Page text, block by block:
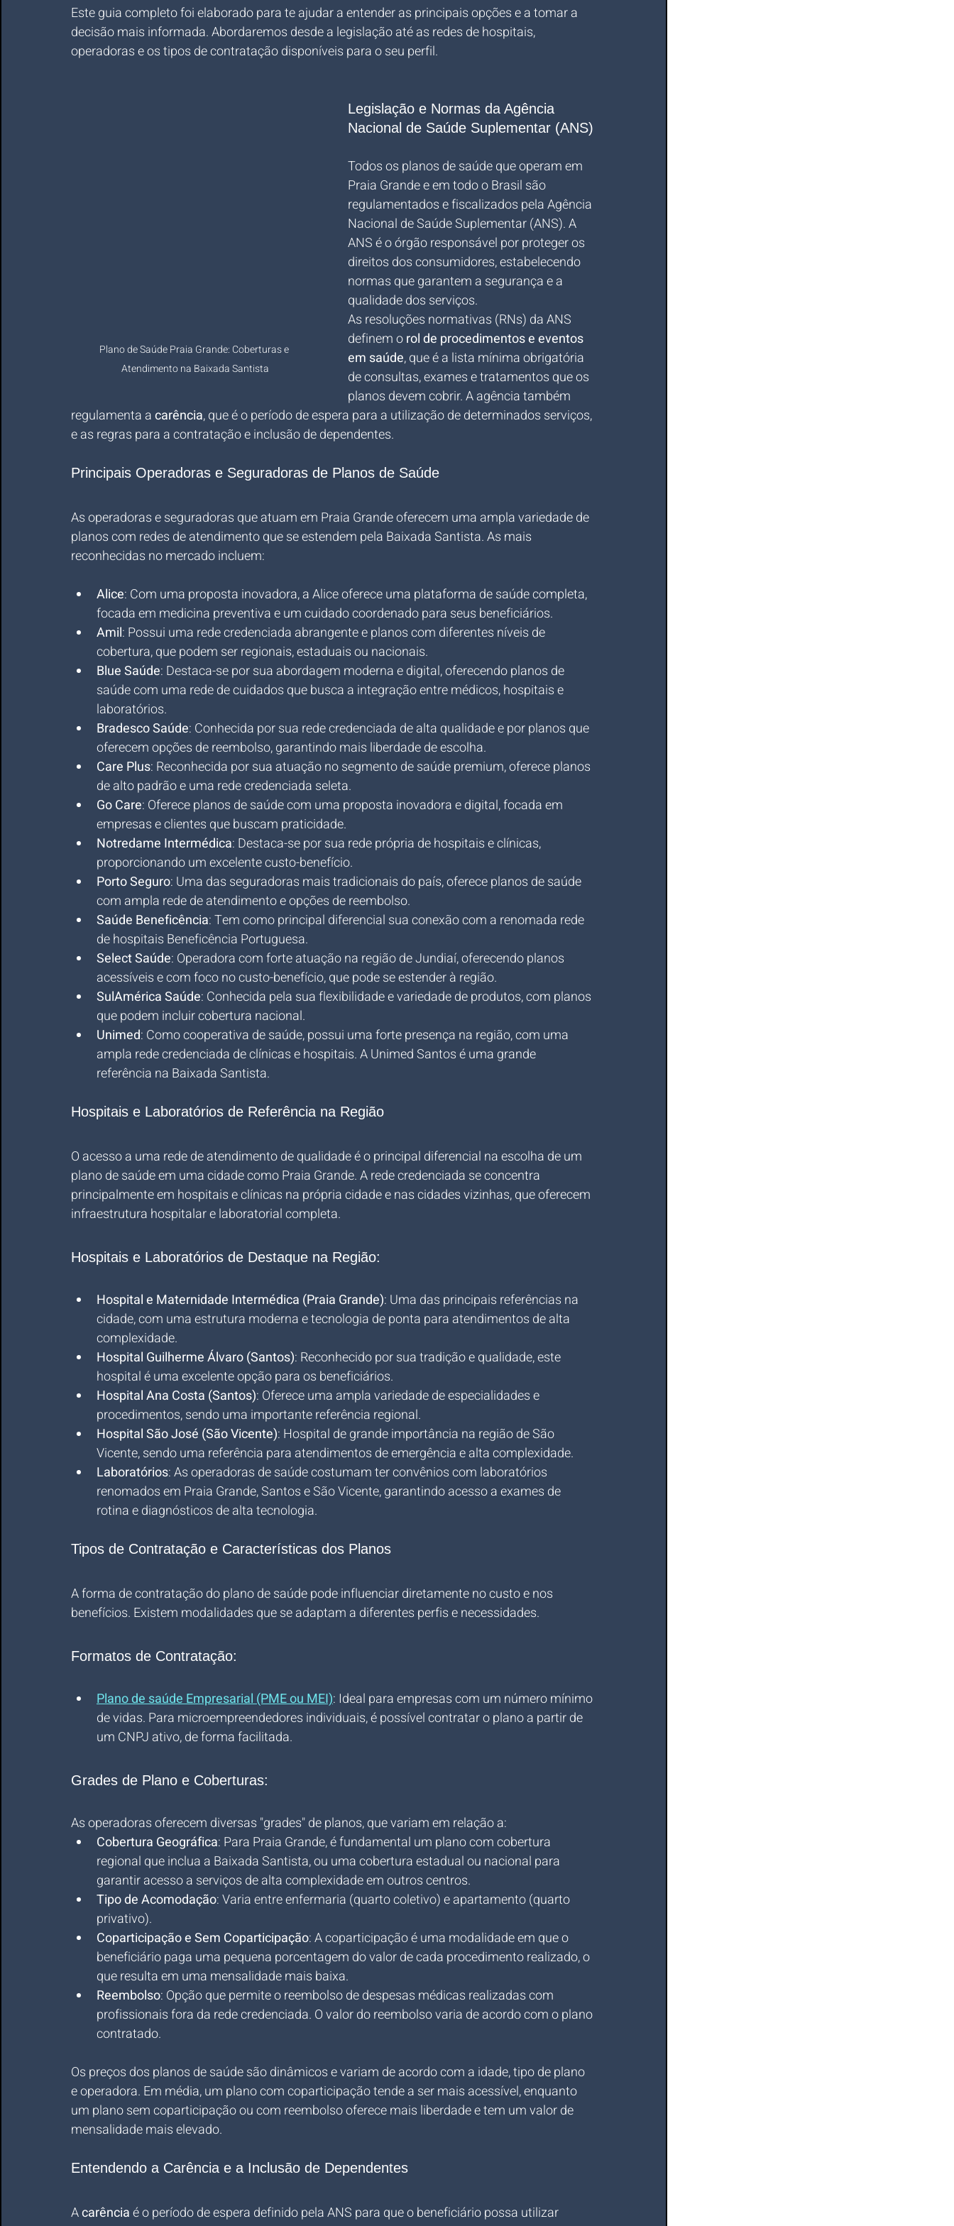
Este guia completo foi elaborado para te ajudar a entender as principais opções e a tomar a
decisão mais informada. Abordaremos desde a legislação até as redes de hospitais,
operadoras e os tipos de contratação disponíveis para o seu perfil.
Plano de Saúde Praia Grande: Coberturas e
Atendimento na Baixada Santista
Legislação e Normas da Agência
Nacional de Saúde Suplementar (ANS)
Todos os planos de saúde que operam em
Praia Grande e em todo o Brasil são
regulamentados e fiscalizados pela Agência
Nacional de Saúde Suplementar (ANS). A
ANS é o órgão responsável por proteger os
direitos dos consumidores, estabelecendo
normas que garantem a segurança e a
qualidade dos serviços.
As resoluções normativas (RNs) da ANS
definem o rol de procedimentos e eventos
em saúde, que é a lista mínima obrigatória
de consultas, exames e tratamentos que os
planos devem cobrir. A agência também
regulamenta a carência, que é o período de espera para a utilização de determinados serviços,
e as regras para a contratação e inclusão de dependentes.
Principais Operadoras e Seguradoras de Planos de Saúde
As operadoras e seguradoras que atuam em Praia Grande oferecem uma ampla variedade de
planos com redes de atendimento que se estendem pela Baixada Santista. As mais
reconhecidas no mercado incluem:
Alice: Com uma proposta inovadora, a Alice oferece uma plataforma de saúde completa,
focada em medicina preventiva e um cuidado coordenado para seus beneficiários.
Amil: Possui uma rede credenciada abrangente e planos com diferentes níveis de
cobertura, que podem ser regionais, estaduais ou nacionais.
Blue Saúde: Destaca-se por sua abordagem moderna e digital, oferecendo planos de
saúde com uma rede de cuidados que busca a integração entre médicos, hospitais e
laboratórios.
Bradesco Saúde: Conhecida por sua rede credenciada de alta qualidade e por planos que
oferecem opções de reembolso, garantindo mais liberdade de escolha.
Care Plus: Reconhecida por sua atuação no segmento de saúde premium, oferece planos
de alto padrão e uma rede credenciada seleta.
Go Care: Oferece planos de saúde com uma proposta inovadora e digital, focada em
empresas e clientes que buscam praticidade.
Notredame Intermédica: Destaca-se por sua rede própria de hospitais e clínicas,
proporcionando um excelente custo-benefício.
Porto Seguro: Uma das seguradoras mais tradicionais do país, oferece planos de saúde
com ampla rede de atendimento e opções de reembolso.
Saúde Beneficência: Tem como principal diferencial sua conexão com a renomada rede
de hospitais Beneficência Portuguesa.
Select Saúde: Operadora com forte atuação na região de Jundiaí, oferecendo planos
acessíveis e com foco no custo-benefício, que pode se estender à região.
SulAmérica Saúde: Conhecida pela sua flexibilidade e variedade de produtos, com planos
que podem incluir cobertura nacional.
Unimed: Como cooperativa de saúde, possui uma forte presença na região, com uma
ampla rede credenciada de clínicas e hospitais. A Unimed Santos é uma grande
referência na Baixada Santista.
Hospitais e Laboratórios de Referência na Região
O acesso a uma rede de atendimento de qualidade é o principal diferencial na escolha de um
plano de saúde em uma cidade como Praia Grande. A rede credenciada se concentra
principalmente em hospitais e clínicas na própria cidade e nas cidades vizinhas, que oferecem
infraestrutura hospitalar e laboratorial completa.
Hospitais e Laboratórios de Destaque na Região:
Hospital e Maternidade Intermédica (Praia Grande): Uma das principais referências na
cidade, com uma estrutura moderna e tecnologia de ponta para atendimentos de alta
complexidade.
Hospital Guilherme Álvaro (Santos): Reconhecido por sua tradição e qualidade, este
hospital é uma excelente opção para os beneficiários.
Hospital Ana Costa (Santos): Oferece uma ampla variedade de especialidades e
procedimentos, sendo uma importante referência regional.
Hospital São José (São Vicente): Hospital de grande importância na região de São
Vicente, sendo uma referência para atendimentos de emergência e alta complexidade.
Laboratórios: As operadoras de saúde costumam ter convênios com laboratórios
renomados em Praia Grande, Santos e São Vicente, garantindo acesso a exames de
rotina e diagnósticos de alta tecnologia.
Tipos de Contratação e Características dos Planos
A forma de contratação do plano de saúde pode influenciar diretamente no custo e nos
benefícios. Existem modalidades que se adaptam a diferentes perfis e necessidades.
Formatos de Contratação:
Plano de saúde Empresarial (PME ou MEI): Ideal para empresas com um número mínimo
de vidas. Para microempreendedores individuais, é possível contratar o plano a partir de
um CNPJ ativo, de forma facilitada.
Grades de Plano e Coberturas:
As operadoras oferecem diversas "grades" de planos, que variam em relação a:
Cobertura Geográfica: Para Praia Grande, é fundamental um plano com cobertura
regional que inclua a Baixada Santista, ou uma cobertura estadual ou nacional para
garantir acesso a serviços de alta complexidade em outros centros.
Tipo de Acomodação: Varia entre enfermaria (quarto coletivo) e apartamento (quarto
privativo).
Coparticipação e Sem Coparticipação: A coparticipação é uma modalidade em que o
beneficiário paga uma pequena porcentagem do valor de cada procedimento realizado, o
que resulta em uma mensalidade mais baixa.
Reembolso: Opção que permite o reembolso de despesas médicas realizadas com
profissionais fora da rede credenciada. O valor do reembolso varia de acordo com o plano
contratado.
Os preços dos planos de saúde são dinâmicos e variam de acordo com a idade, tipo de plano
e operadora. Em média, um plano com coparticipação tende a ser mais acessível, enquanto
um plano sem coparticipação ou com reembolso oferece mais liberdade e tem um valor de
mensalidade mais elevado.
Entendendo a Carência e a Inclusão de Dependentes
A carência é o período de espera definido pela ANS para que o beneficiário possa utilizar